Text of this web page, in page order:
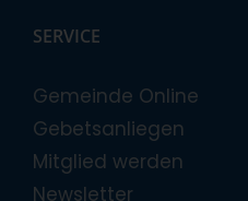
SERVICE
Gemeinde Online
Gebetsanliegen
Mitglied werden
Newsletter